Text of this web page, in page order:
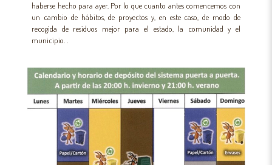
haberse hecho para ayer. Por lo que cuanto antes comencemos con
un cambio de hábitos, de proyectos y, en este caso, de modo de
recogida de residuos mejor para el estado, la comunidad y el
municipio. .